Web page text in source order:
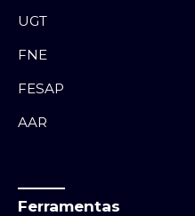
UGT
FNE
FESAP
AAR
Ferramentas